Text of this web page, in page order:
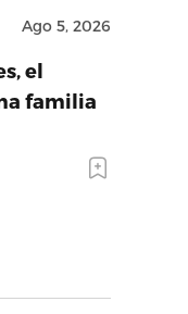
Ago 5, 2026
el
familia